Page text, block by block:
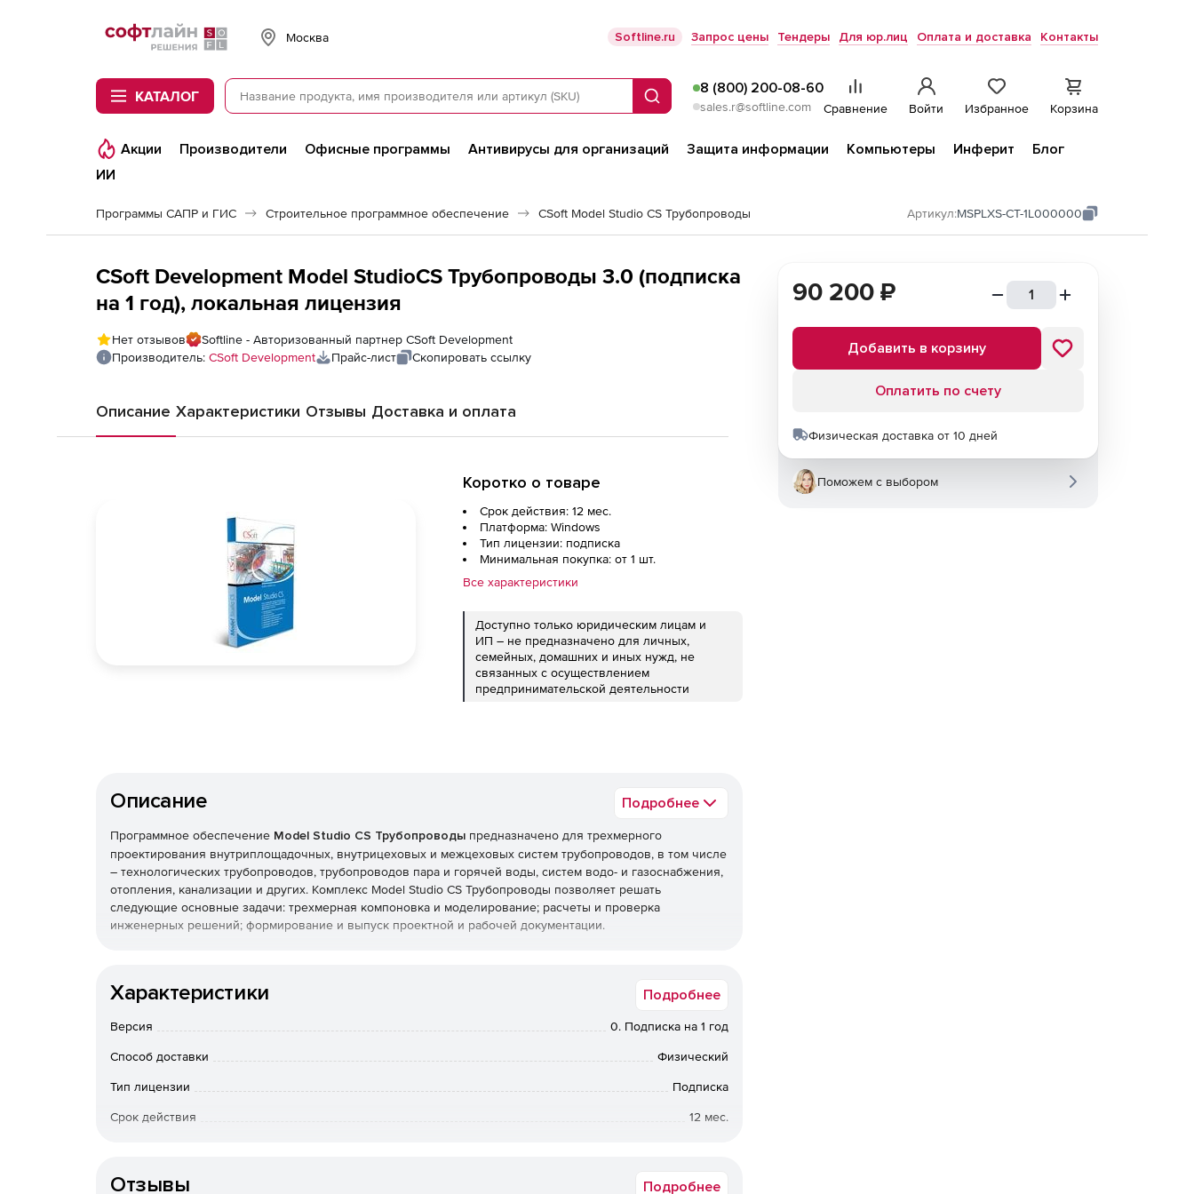
Softline
Москва Softline.ru Запрос цены Тендеры Для юр.лиц Оплата и доставка Контакты
КАТАЛОГ Поиск
8 (800) 200-08-60
sales.r@softline.com Сравнение Войти Избранное Корзина
Акции Производители Офисные программы Антивирусы для организаций Защита информации Компьютеры Инферит
Блог
ИИ
Программы САПР и ГИС Строительное программное обеспечение CSoft Model Studio CS Трубопроводы Артикул:MSPLXS-CT-1L000000
CSoft Development Model StudioCS Трубопроводы 3.0 (подписка
на 1 год), локальная лицензия
Нет отзывов
Softline - Авторизованный партнер CSoft Development
Производитель: CSoft Development Прайс-лист Скопировать ссылку
Описание Характеристики Отзывы Доставка и оплата
Коротко о товаре
Срок действия: 12 мес.
Платформа: Windows
Тип лицензии: подписка
Минимальная покупка: от 1 шт.
Все характеристики
Доступно только юридическим лицам и
ИП – не предназначено для личных,
семейных, домашних и иных нужд, не
связанных с осуществлением
предпринимательской деятельности
Описание Подробнее
Программное обеспечение Model Studio CS Трубопроводы предназначено для трехмерного
проектирования внутриплощадочных, внутрицеховых и межцеховых систем трубопроводов, в том числе
– технологических трубопроводов, трубопроводов пара и горячей воды, систем водо- и газоснабжения,
отопления, канализации и других. Комплекс Model Studio CS Трубопроводы позволяет решать
следующие основные задачи: трехмерная компоновка и моделирование; расчеты и проверка
инженерных решений; формирование и выпуск проектной и рабочей документации.
Для решения компоновочной задачи в Model Studio CS Трубопроводы предусмотрены все необходимые
расстояний в любой момент и на любом этапе создания проекта.
не требует вызова дополнительных программ.
Характеристики Подробнее
Версия 0. Подписка на 1 год
Способ доставки Физический
Тип лицензии Подписка
Срок действия 12 мес.
Отзывы Подробнее
90 200 ₽
Добавить в корзину
Оплатить по счету
Физическая доставка от 10 дней
Поможем с выбором